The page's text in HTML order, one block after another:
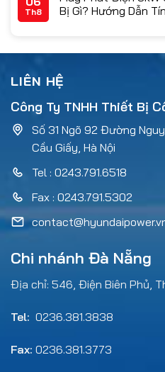
Th8
Bị Gì? Hướng Dẫn
LIÊN HỆ
Công Ty TNHH Thiết Bị
Số 31 Ngõ 92 Đường
Cầu Giấy, Hà Nội
Tel : 0243.791.6518
Fax : 0243.791.5302
Chi nhánh Đà Nẵng
Địa chỉ: 546, Điện Biên Phủ,
Tel: 0236.381.3838
Fax: 0236.381.3773